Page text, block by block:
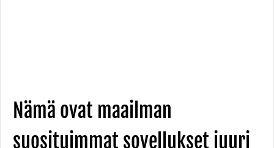
Nämä ovat maailman
suosituimmat sovellukset juuri